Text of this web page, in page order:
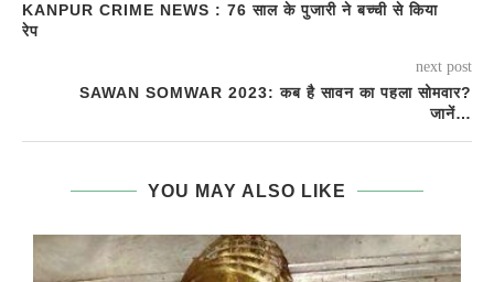
KANPUR CRIME NEWS : 76 साल के पुजारी ने बच्ची से किया
रेप
next post
SAWAN SOMWAR 2023: कब है सावन का पहला सोमवार?
जानें…
YOU MAY ALSO LIKE